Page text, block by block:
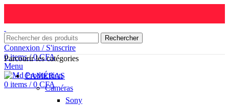
Rechercher
Connexion / S'inscrire
0items / 0CFA
Menu
0 items / 0 CFA
Parcourir les catégories
CAMÉRAS
Caméras
Sony